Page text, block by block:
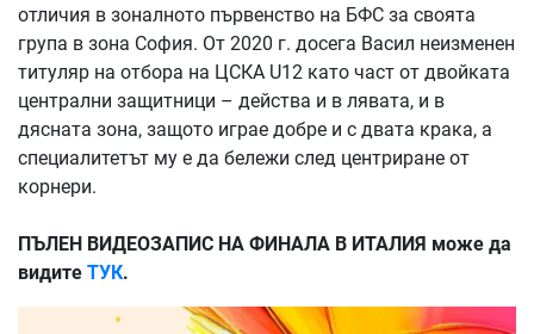
отличия в зоналното първенство на БФС за своята
група в зона София. От 2020 г. досега Васил неизменен
титуляр на отбора на ЦСКА U12 като част от двойката
централни защитници – действа и в лявата, и в
дясната зона, защото играе добре и с двата крака, а
специалитетът му е да бележи след центриране от
корнери.
ПЪЛЕН ВИДЕОЗАПИС НА ФИНАЛА В ИТАЛИЯ може да
видите ТУК.